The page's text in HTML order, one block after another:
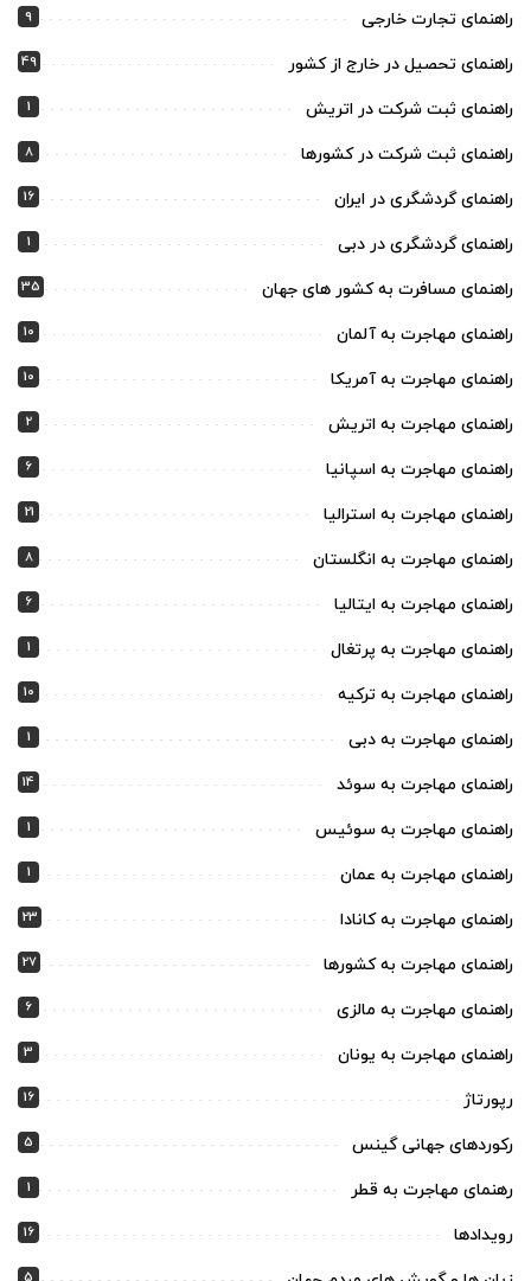
راهنمای تجارت خارجی 9
راهنمای تحصیل در خارج از کشور 49
راهنمای ثبت شرکت در اتریش 1
راهنمای ثبت شرکت در کشورها 8
راهنمای گردشگری در ایران 16
راهنمای گردشگری در دبی 1
راهنمای مسافرت به کشور های جهان 35
راهنمای مهاجرت به آلمان 10
راهنمای مهاجرت به آمریکا 10
راهنمای مهاجرت به اتریش 2
راهنمای مهاجرت به اسپانیا 6
راهنمای مهاجرت به استرالیا 21
راهنمای مهاجرت به انگلستان 8
راهنمای مهاجرت به ایتالیا 6
راهنمای مهاجرت به پرتغال 1
راهنمای مهاجرت به ترکیه 10
راهنمای مهاجرت به دبی 1
راهنمای مهاجرت به سوئد 14
راهنمای مهاجرت به سوئیس 1
راهنمای مهاجرت به عمان 1
راهنمای مهاجرت به کانادا 23
راهنمای مهاجرت به کشورها 27
راهنمای مهاجرت به مالزی 6
راهنمای مهاجرت به یونان 3
رپورتاژ 16
رکوردهای جهانی گینس 5
رهنمای مهاجرت به قطر 1
رویدادها 16
5